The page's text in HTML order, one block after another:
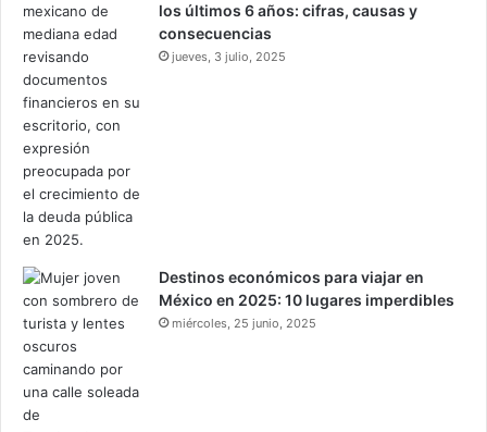
los últimos 6 años: cifras, causas y
consecuencias
jueves, 3 julio, 2025
Destinos económicos para viajar en
México en 2025: 10 lugares imperdibles
miércoles, 25 junio, 2025